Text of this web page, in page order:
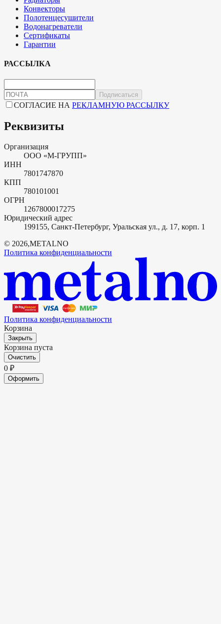
Конвекторы
Полотенцесушители
Водонагреватели
Сертификаты
Гарантии
РАССЫЛКА
Подписаться
СОГЛАСИЕ НА РЕКЛАМНУЮ РАССЫЛКУ
Реквизиты
Организация
ООО «М-ГРУПП»
ИНН
7801747870
КПП
780101001
ОГРН
1267800017275
Юридический адрес
199155, Санкт-Петербург, Уральская ул., д. 17, корп. 1
© 2026,METALNO
Политика конфиденциальности
Политика конфиденциальности
Корзина
Закрыть
Корзина пуста
Очистить
0 ₽
Оформить